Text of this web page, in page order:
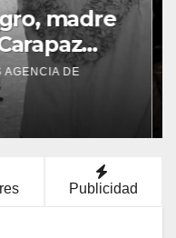
allanó el
al caso
AGENCIA DE
Publicidad